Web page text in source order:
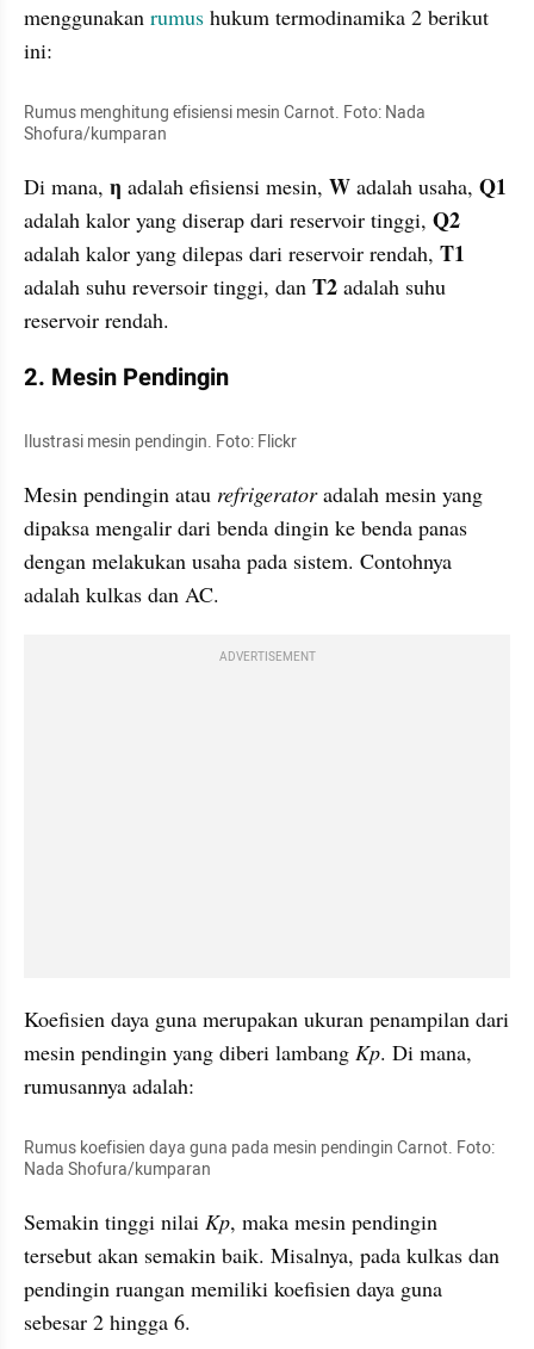
menggunakan rumus hukum termodinamika 2 berikut
ini:
Rumus menghitung efisiensi mesin Carnot. Foto: Nada
Shofura/kumparan
Di mana, η adalah efisiensi mesin, W adalah usaha, Q1
adalah kalor yang diserap dari reservoir tinggi, Q2
adalah kalor yang dilepas dari reservoir rendah, T1
adalah suhu reversoir tinggi, dan T2 adalah suhu
reservoir rendah.
2. Mesin Pendingin
Ilustrasi mesin pendingin. Foto: Flickr
Mesin pendingin atau refrigerator adalah mesin yang
dipaksa mengalir dari benda dingin ke benda panas
dengan melakukan usaha pada sistem. Contohnya
adalah kulkas dan AC.
ADVERTISEMENT
Koefisien daya guna merupakan ukuran penampilan dari
mesin pendingin yang diberi lambang Kp. Di mana,
rumusannya adalah:
Rumus koefisien daya guna pada mesin pendingin Carnot. Foto:
Nada Shofura/kumparan
Semakin tinggi nilai Kp, maka mesin pendingin
tersebut akan semakin baik. Misalnya, pada kulkas dan
pendingin ruangan memiliki koefisien daya guna
sebesar 2 hingga 6.